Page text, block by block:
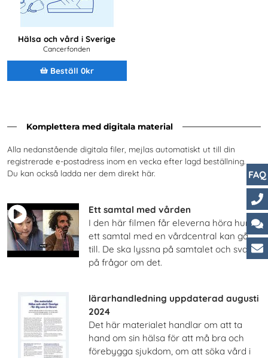
Hälsa och vård i Sverige
Cancerfonden
Beställ 0kr
Komplettera med digitala material
Alla nedanstående digitala filer, mejlas automatiskt ut till din
registrerade e-postadress inom en vecka efter lagd beställning.
Du kan också ladda ner dem direkt här.
Ett samtal med vården
I den här filmen får eleverna höra hur
ett samtal med en vårdcentral kan gå
till. De ska lyssna på samtalet och svara
på frågor om det.
lärarhandledning uppdaterad augusti
2024
Det här materialet handlar om att ta
hand om sin hälsa för att må bra och
förebygga sjukdom, om att söka vård i
FAQ